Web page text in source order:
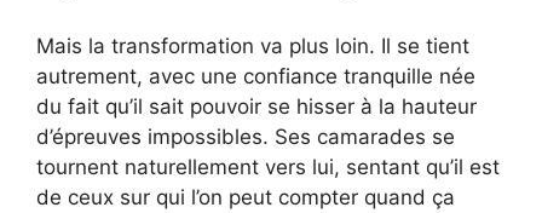
Mais la transformation va plus loin. Il se tient
autrement, avec une confiance tranquille née
du fait qu’il sait pouvoir se hisser à la hauteur
d’épreuves impossibles. Ses camarades se
tournent naturellement vers lui, sentant qu’il est
de ceux sur qui l’on peut compter quand ça